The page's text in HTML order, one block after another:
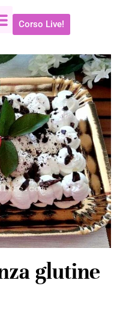
Corso Live!
glutine